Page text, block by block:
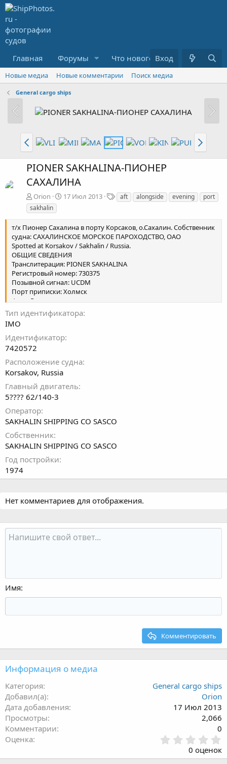
Главная Форумы Что нового? Медиа
Вход
Новые медиа Новые комментарии Поиск медиа
General cargo ships
PIONER SAKHALINA-ПИОНЕР
САХАЛИНА
Orion 17 Июл 2013
Т
е
aft alongside evening
port
sakhalin
т/х Пионер Сахалина в порту Корсаков, о.Сахалин. Собственник
судна: САХАЛИНСКОЕ МОРСКОЕ ПАРОХОДСТВО, ОАО
Spotted at Korsakov / Sakhalin / Russia.
ОБЩИЕ СВЕДЕНИЯ
Транслитерация: PIONER SAKHALINA
Регистровый номер: 730375
Позывной сигнал: UCDM
Порт приписки: Холмск
Флаг: Россия
Тип идентификатора
IMO
Идентификатор
7420572
Расположение судна
Korsakov, Russia
Главный двигатель
5???? 62/140-3
Оператор
SAKHALIN SHIPPING CO SASCO
Собственник
SAKHALIN SHIPPING CO SASCO
Год постройки
1974
Нет комментариев для отображения.
Имя
Комментировать
Информация о медиа
Категория
General cargo ships
Добавил(а)
Orion
Дата добавления
17 Июл 2013
Просмотры
2,066
Комментарии
0
Оценка
.
0
0 оценок